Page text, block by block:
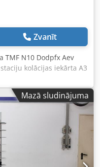
Zvanīt
TMF N10 Dodpfx Aev
kolācijas iekārta A3
A2 formātam Ar
zag) / izlādes
Vadības panelis un
(jamming)
skaitītājs –
/ Lietotāja
vietnē WhatsApp, MS
Emskirchen/Nirnberga –
testēšana
Mazā sludinājuma